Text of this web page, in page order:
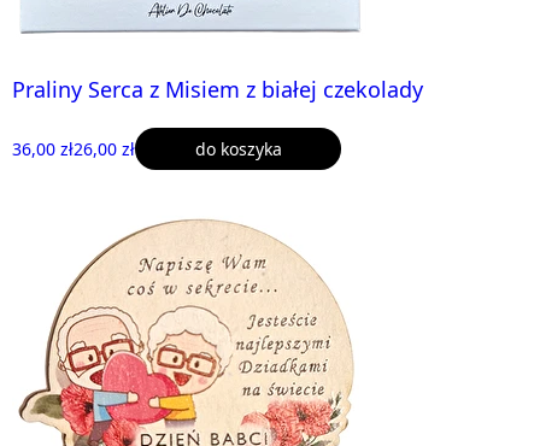
Praliny Serca z Misiem z białej czekolady
36,00 zł26,00 zł do koszyka